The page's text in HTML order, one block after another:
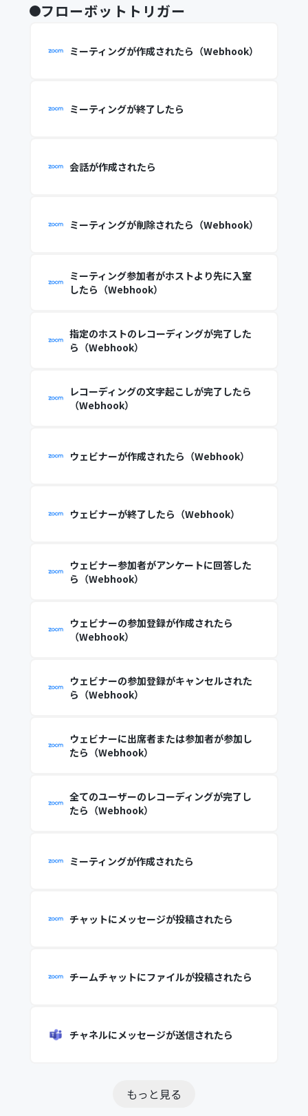
フローボットトリガー
ミーティングが作成されたら（Webhook）
ミーティングが終了したら
会話が作成されたら
ミーティングが削除されたら（Webhook）
ミーティング参加者がホストより先に入室
したら（Webhook）
指定のホストのレコーディングが完了した
ら（Webhook）
レコーディングの文字起こしが完了したら
（Webhook）
ウェビナーが作成されたら（Webhook）
ウェビナーが終了したら（Webhook）
ウェビナー参加者がアンケートに回答した
ら（Webhook）
ウェビナーの参加登録が作成されたら
（Webhook）
ウェビナーの参加登録がキャンセルされた
ら（Webhook）
ウェビナーに出席者または参加者が参加し
たら（Webhook）
全てのユーザーのレコーディングが完了し
たら（Webhook）
ミーティングが作成されたら
チャットにメッセージが投稿されたら
チームチャットにファイルが投稿されたら
チャネルにメッセージが送信されたら
もっと見る